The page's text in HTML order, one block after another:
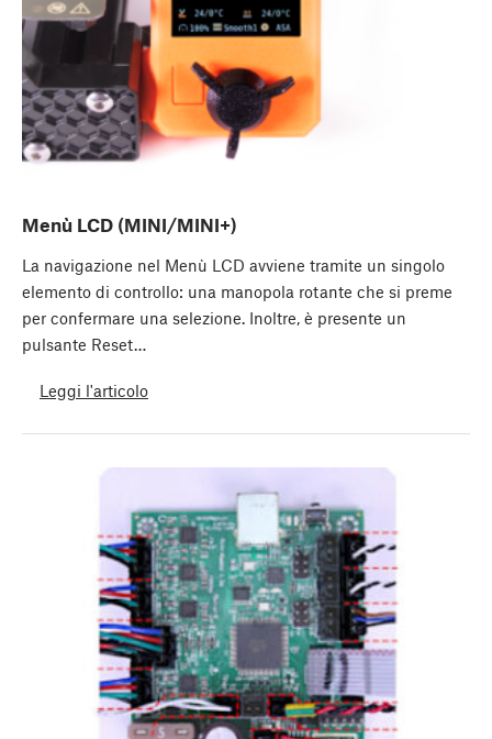
Menù LCD (MINI/MINI+)
La navigazione nel Menù LCD avviene tramite un singolo
elemento di controllo: una manopola rotante che si preme
per confermare una selezione. Inoltre, è presente un
pulsante Reset…
Leggi l'articolo